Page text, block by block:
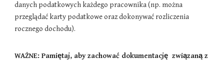
danych podatkowych każdego pracownika (np. można
przeglądać karty podatkowe oraz dokonywać rozliczenia
rocznego dochodu).
WAŻNE: Pamiętaj, aby zachować dokumentację związaną z